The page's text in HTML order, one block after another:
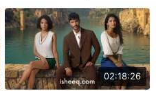
02:18:26